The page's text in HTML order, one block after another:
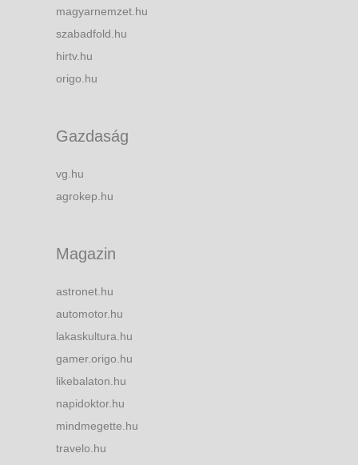
magyarnemzet.hu
szabadfold.hu
hirtv.hu
origo.hu
Gazdaság
vg.hu
agrokep.hu
Magazin
astronet.hu
automotor.hu
lakaskultura.hu
gamer.origo.hu
likebalaton.hu
napidoktor.hu
mindmegette.hu
travelo.hu